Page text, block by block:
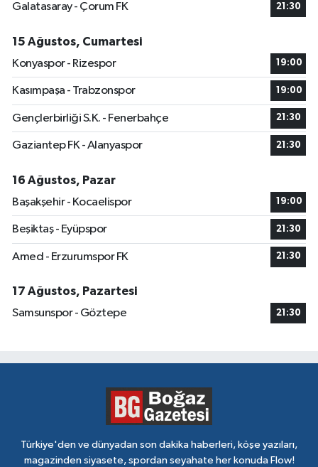
Galatasaray - Çorum FK
21:30
15 Ağustos, Cumartesi
Konyaspor - Rizespor
19:00
Kasımpaşa - Trabzonspor 19:00
Gençlerbirliği S.K. - Fenerbahçe 21:30
Gaziantep FK - Alanyaspor 21:30
16 Ağustos, Pazar
Başakşehir - Kocaelispor
19:00
Beşiktaş - Eyüpspor 21:30
Amed - Erzurumspor FK 21:30
17 Ağustos, Pazartesi
Samsunspor - Göztepe
21:30
Türkiye'den ve dünyadan son dakika haberleri, köşe yazıları,
magazinden siyasete, spordan seyahate her konuda Flow!